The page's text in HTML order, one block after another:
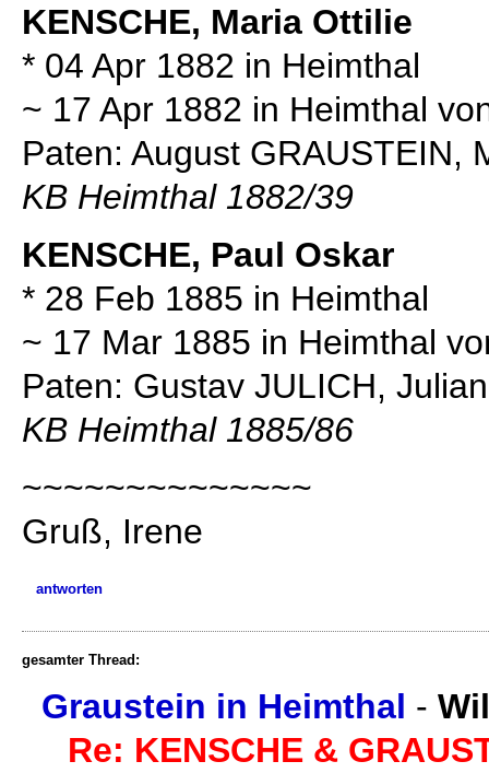
KENSCHE, Maria Ottilie
* 04 Apr 1882 in Heimthal
~ 17 Apr 1882 in Heimthal
Paten: August GRAUSTEIN,
KB Heimthal 1882/39
KENSCHE, Paul Oskar
* 28 Feb 1885 in Heimthal
~ 17 Mar 1885 in Heimthal
Paten: Gustav JULICH,
KB Heimthal 1885/86
~~~~~~~~~~~~~~
Gruß, Irene
antworten
gesamter Thread:
Graustein in Heimthal -
Re: KENSCHE &